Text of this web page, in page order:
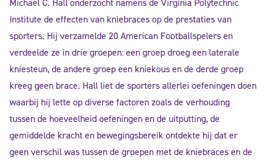
Michael C. Hall onderzocht namens de Virginia Polytechnic
Institute de effecten van kniebraces op de prestaties van
sporters. Hij verzamelde 20 American Footballspelers en
verdeelde ze in drie groepen: een groep droeg een laterale
kniesteun, de andere groep een kniekous en de derde groep
kreeg geen brace. Hall liet de sporters allerlei oefeningen doen
waarbij hij lette op diverse factoren zoals de verhouding
tussen de hoeveelheid oefeningen en de uitputting, de
gemiddelde kracht en bewegingsbereik ontdekte hij dat er
geen verschil was tussen de groepen met de kniebraces en de